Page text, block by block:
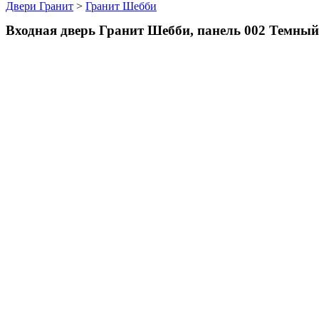
Двери Гранит > Гранит Шебби
Входная дверь Гранит Шебби, панель 002